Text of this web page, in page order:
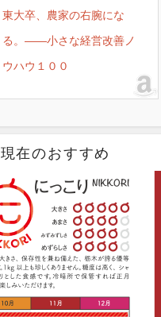
東大卒、農家の右腕にな
る。――小さな経営改善ノ
ウハウ１００
現在のおすすめ